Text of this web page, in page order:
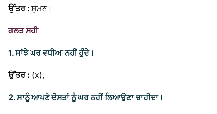
ਉੱਤਰ : ਸੁਮਨ।
ਗਲਤ ਸਹੀ
1. ਸਾਂਝੇ ਘਰ ਵਧੀਆ ਨਹੀਂ ਹੁੰਦੇ।
ਉੱਤਰ : (x),
2. ਸਾਨੂੰ ਆਪਣੇ ਦੋਸਤਾਂ ਨੂੰ ਘਰ ਨਹੀਂ ਲਿਆਉਣਾ ਚਾਹੀਦਾ।